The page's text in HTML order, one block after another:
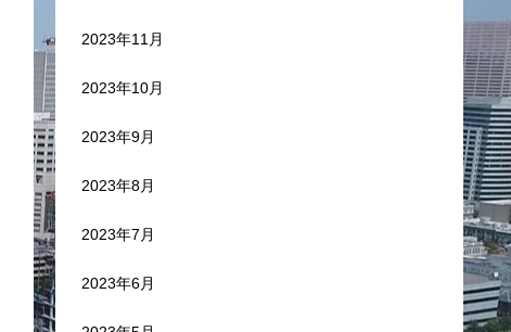
2023年11月
2023年10月
2023年9月
2023年8月
2023年7月
2023年6月